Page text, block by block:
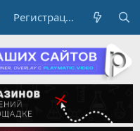
Регистрация